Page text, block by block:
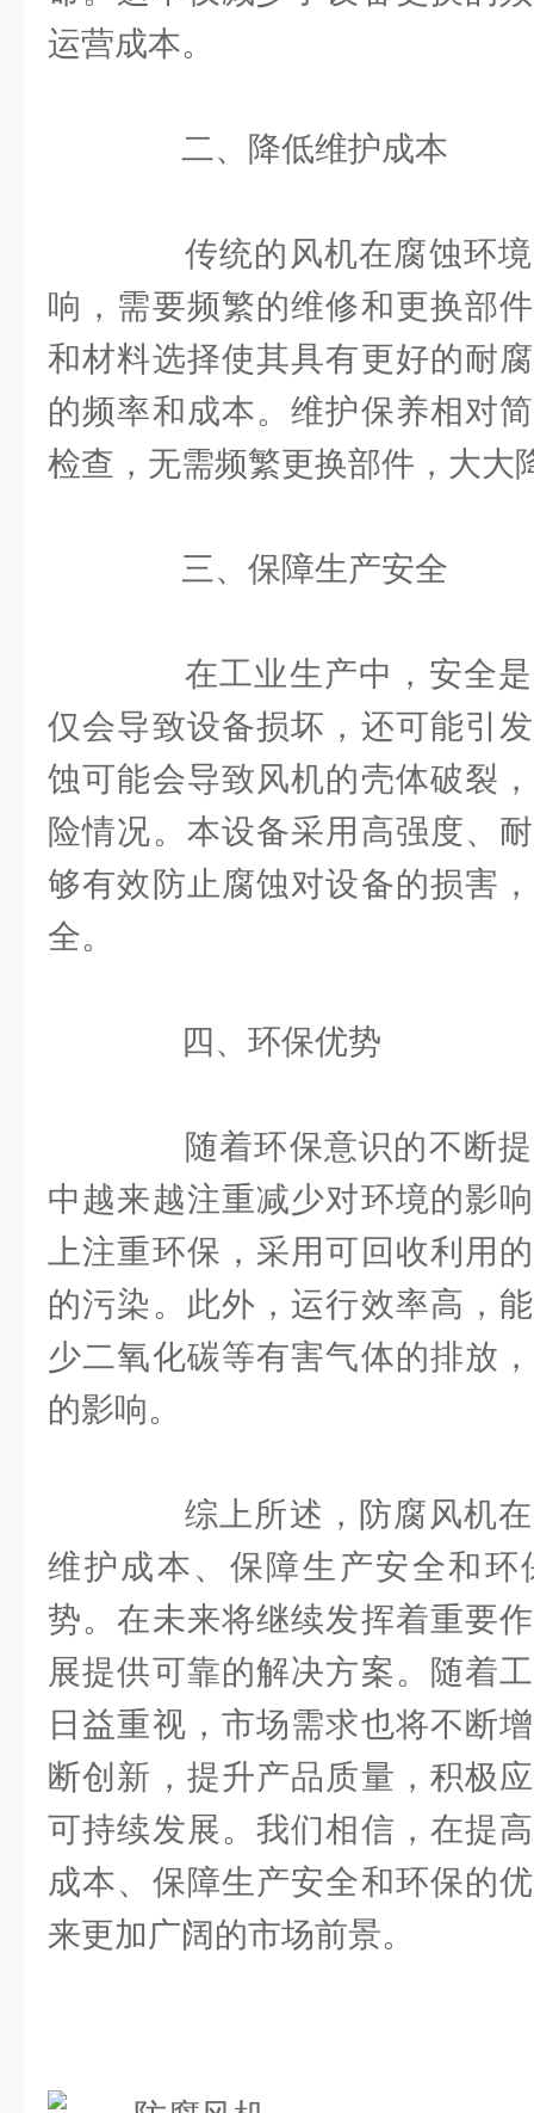
运营成本。
二、降低维护成本
传统的风机在腐蚀环境
响，需要频繁的维修和更换部
和材料选择使其具有更好的耐
的频率和成本。维护保养相对
检查，无需频繁更换部件，大大
三、保障生产安全
在工业生产中，安全是
仅会导致设备损坏，还可能引
蚀可能会导致风机的壳体破裂
险情况。本设备采用高强度、
够有效防止腐蚀对设备的损害
全。
四、环保优势
随着环保意识的不断提
中越来越注重减少对环境的影
上注重环保，采用可回收利用
的污染。此外，运行效率高，
少二氧化碳等有害气体的排放
的影响。
综上所述，防腐风机在
维护成本、保障生产安全和环
势。在未来将继续发挥着重要
展提供可靠的解决方案。随着
日益重视，市场需求也将不断
断创新，提升产品质量，积极
可持续发展。我们相信，在提
成本、保障生产安全和环保的
来更加广阔的市场前景。